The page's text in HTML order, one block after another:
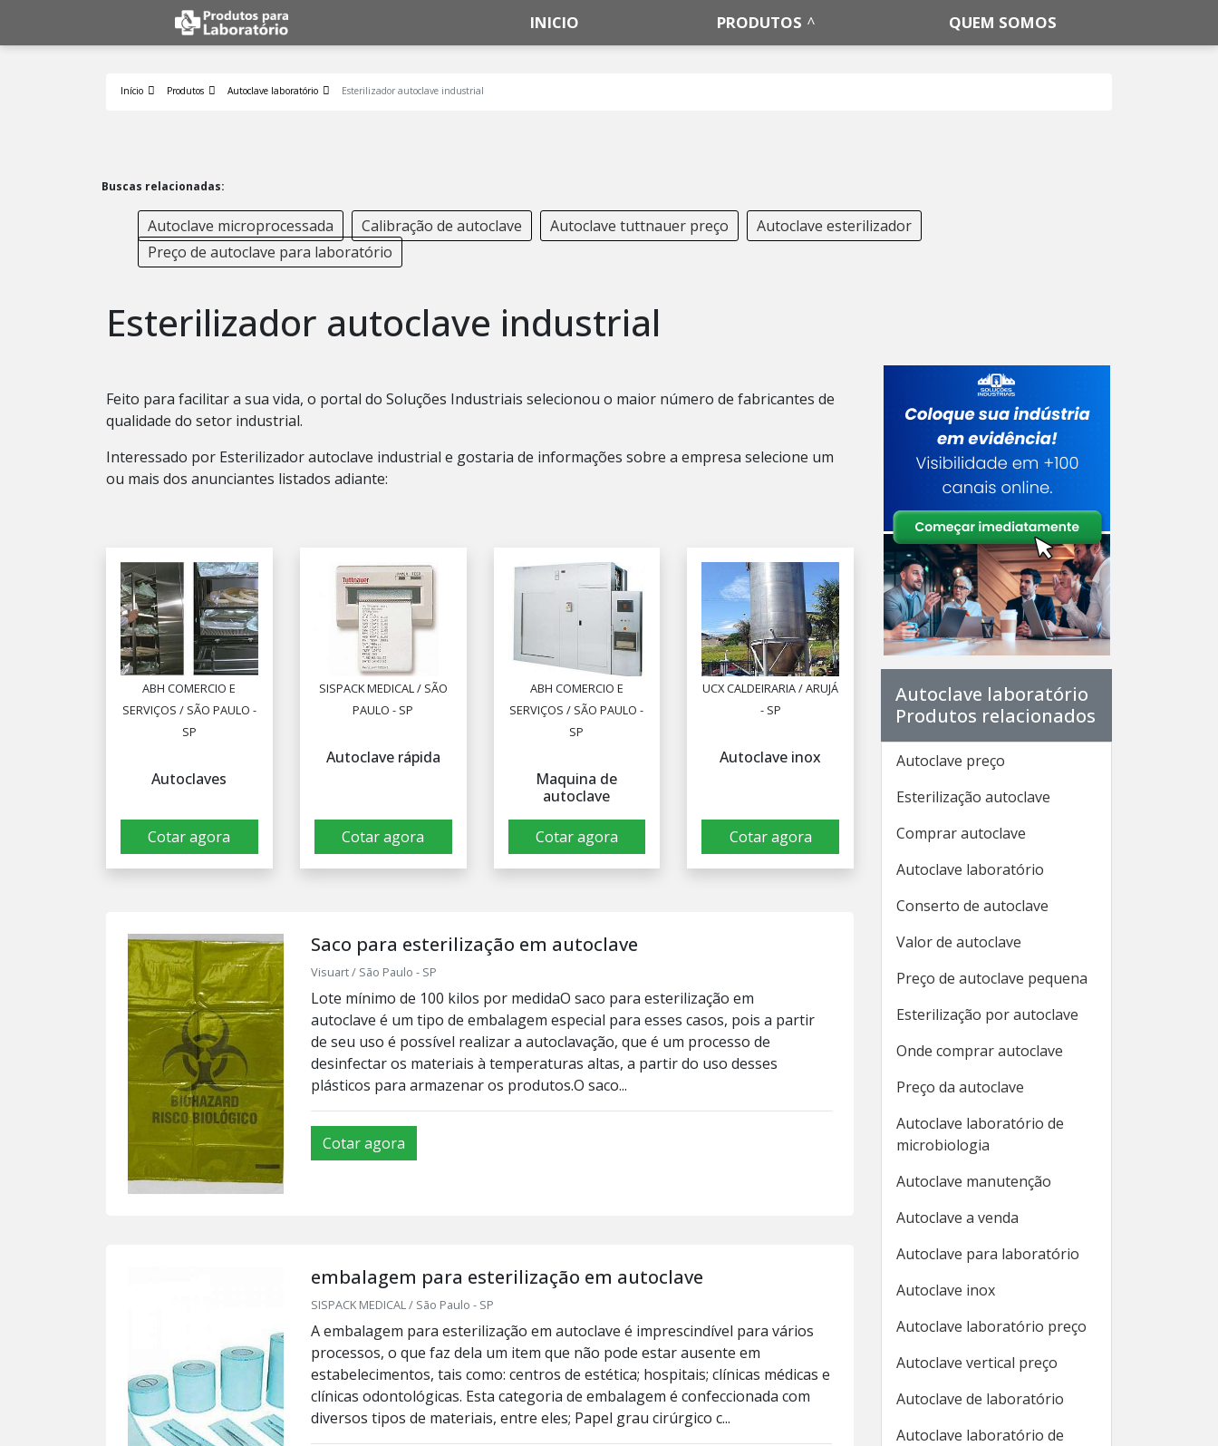
INICIO PRODUTOS QUEM SOMOS
Início Produtos Autoclave laboratório Esterilizador autoclave industrial
Buscas relacionadas:
Autoclave microprocessada Calibração de autoclave Autoclave tuttnauer preço
Autoclave esterilizador
Preço de autoclave para laboratório
Esterilizador autoclave industrial
Feito para facilitar a sua vida, o portal do Soluções Industriais selecionou o maior número de fabricantes de
qualidade do setor industrial.
Interessado por Esterilizador autoclave industrial e gostaria de informações sobre a empresa selecione um
ou mais dos anunciantes listados adiante:
ABH COMERCIO E
SERVIÇOS / SÃO PAULO -
SP
Autoclaves
Cotar agora
SISPACK MEDICAL / SÃO
PAULO - SP
Autoclave rápida
Cotar agora
ABH COMERCIO E
SERVIÇOS / SÃO PAULO -
SP
Maquina de
autoclave
Cotar agora
UCX CALDEIRARIA / ARUJÁ
- SP
Autoclave inox
Cotar agora
Saco para esterilização em autoclave
Visuart / São Paulo - SP
Lote mínimo de 100 kilos por medidaO saco para esterilização em
autoclave é um tipo de embalagem especial para esses casos, pois a partir
de seu uso é possível realizar a autoclavação, que é um processo de
desinfectar os materiais à temperaturas altas, a partir do uso desses
plásticos para armazenar os produtos.O saco...
Cotar agora
embalagem para esterilização em autoclave
SISPACK MEDICAL / São Paulo - SP
A embalagem para esterilização em autoclave é imprescindível para vários
processos, o que faz dela um item que não pode estar ausente em
estabelecimentos, tais como: centros de estética; hospitais; clínicas médicas e
clínicas odontológicas. Esta categoria de embalagem é confeccionada com
diversos tipos de materiais, entre eles; Papel grau cirúrgico c...
Autoclave laboratório
Produtos relacionados
Autoclave preço
Esterilização autoclave
Comprar autoclave
Autoclave laboratório
Conserto de autoclave
Valor de autoclave
Preço de autoclave pequena
Esterilização por autoclave
Onde comprar autoclave
Preço da autoclave
Autoclave laboratório de
microbiologia
Autoclave manutenção
Autoclave a venda
Autoclave para laboratório
Autoclave inox
Autoclave laboratório preço
Autoclave vertical preço
Autoclave de laboratório
Autoclave laboratório de